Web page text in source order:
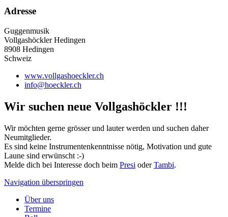
Adresse
Guggenmusik
Vollgashöckler Hedingen
8908 Hedingen
Schweiz
www.vollgashoeckler.ch
info@hoeckler.ch
Wir suchen neue Vollgashöckler !!!
Wir möchten gerne grösser und lauter werden und suchen daher
Neumitglieder.
Es sind keine Instrumentenkenntnisse nötig, Motivation und gute
Laune sind erwünscht :-)
Melde dich bei Interesse doch beim Presi oderTambi.
Navigation überspringen
Über uns
Termine